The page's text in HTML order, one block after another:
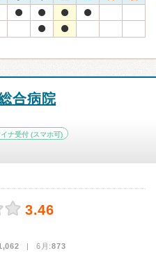
合病院
イナ受付 (スマホ可)
3.46
| 6月:873